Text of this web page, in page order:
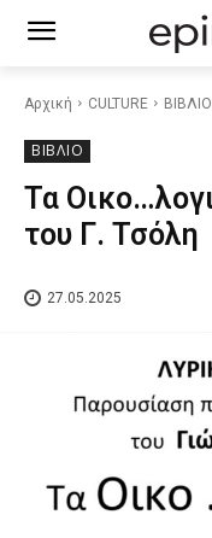
Αρχική CULTURE ΒΙΒΛΙΟ
ΒΙΒΛΙΟ
Τα
του Γ. Τσόλη
27.05.2025